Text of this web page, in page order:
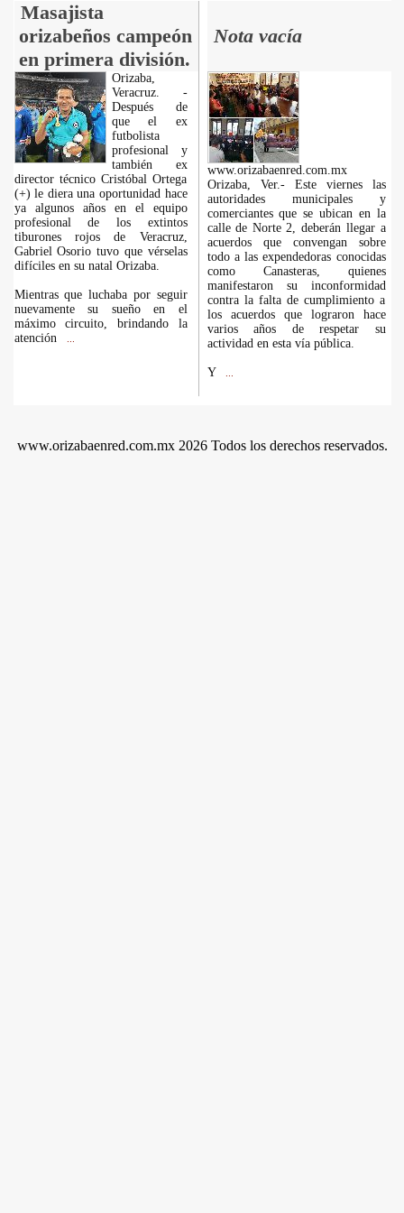
Masajista
orizabeños campeón
en primera división.
Nota vacía
Orizaba,
Veracruz. -
Después de
que el ex
futbolista
profesional y
también ex
director técnico Cristóbal Ortega
(+) le diera una oportunidad hace
ya algunos años en el equipo
profesional de los extintos
tiburones rojos de Veracruz,
Gabriel Osorio tuvo que vérselas
difíciles en su natal Orizaba.
Mientras que luchaba por seguir
nuevamente su sueño en el
máximo circuito, brindando la
atención
www.orizabaenred.com.mx
Orizaba, Ver.- Este viernes las
autoridades municipales y
comerciantes que se ubican en la
calle de Norte 2, deberán llegar a
acuerdos que convengan sobre
todo a las expendedoras conocidas
como Canasteras, quienes
manifestaron su inconformidad
contra la falta de cumplimiento a
los acuerdos que lograron hace
varios años de respetar su
actividad en esta vía pública.
Y
www.orizabaenred.com.mx 2026 Todos los derechos reservados.